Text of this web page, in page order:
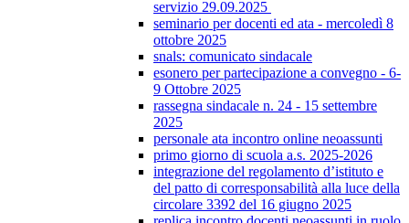
servizio 29.09.2025
seminario per docenti ed ata - mercoledì 8
ottobre 2025
snals: comunicato sindacale
esonero per partecipazione a convegno - 6-
9 Ottobre 2025
rassegna sindacale n. 24 - 15 settembre
2025
personale ata incontro online neoassunti
primo giorno di scuola a.s. 2025-2026
integrazione del regolamento d’istituto e
del patto di corresponsabilità alla luce della
circolare 3392 del 16 giugno 2025